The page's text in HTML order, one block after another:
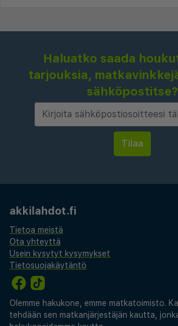
Haluatko saada
tarjouksia,
sähköpostitse?
akkilahdot.fi
Tietoa meistä
Ota yhteyttä
Usein kysytyt kysymykset
Tietosuojakäytäntö
Olemme hakukone, emme matkatoimisto.
tehdään sen matkanjärjestäjän kautta,